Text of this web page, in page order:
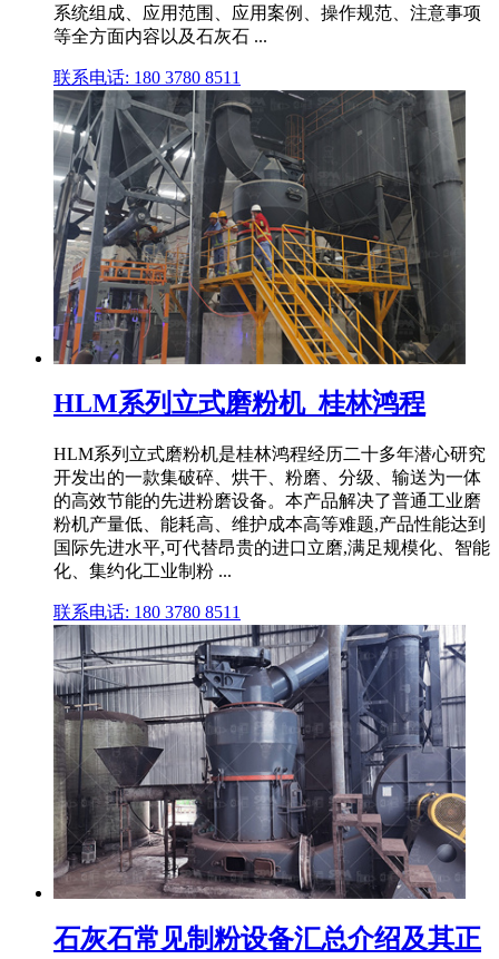
系统组成、应用范围、应用案例、操作规范、注意事项
等全方面内容以及石灰石 ...
联系电话: 180 3780 8511
HLM系列立式磨粉机_桂林鸿程
HLM系列立式磨粉机是桂林鸿程经历二十多年潜心研究
开发出的一款集破碎、烘干、粉磨、分级、输送为一体
的高效节能的先进粉磨设备。本产品解决了普通工业磨
粉机产量低、能耗高、维护成本高等难题,产品性能达到
国际先进水平,可代替昂贵的进口立磨,满足规模化、智能
化、集约化工业制粉 ...
联系电话: 180 3780 8511
石灰石常见制粉设备汇总介绍及其正